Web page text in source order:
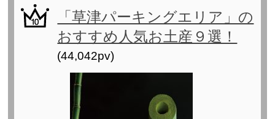
「草津パーキングエリア」の
おすすめ人気お土産９選！
(44,042pv)